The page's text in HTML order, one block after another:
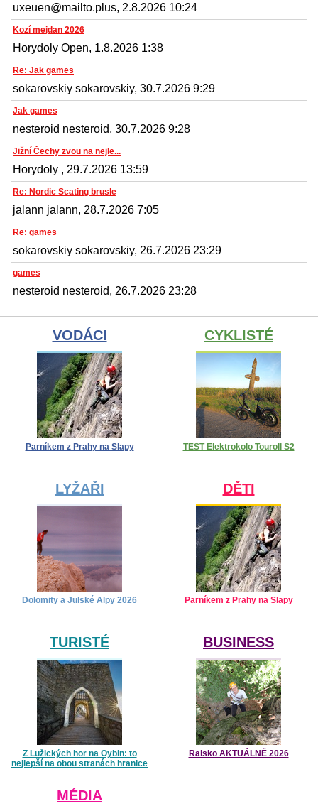
uxeuen@mailto.plus, 2.8.2026 10:24
Kozí mejdan 2026
Horydoly Open, 1.8.2026 1:38
Re: Jak games
sokarovskiy sokarovskiy, 30.7.2026 9:29
Jak games
nesteroid nesteroid, 30.7.2026 9:28
Jižní Čechy zvou na nejle...
Horydoly , 29.7.2026 13:59
Re: Nordic Scating brusle
jalann jalann, 28.7.2026 7:05
Re: games
sokarovskiy sokarovskiy, 26.7.2026 23:29
games
nesteroid nesteroid, 26.7.2026 23:28
VODÁCI
Parníkem z Prahy na Slapy
CYKLISTÉ
TEST Elektrokolo Touroll S2
LYŽAŘI
Dolomity a Julské Alpy 2026
DĚTI
Parníkem z Prahy na Slapy
TURISTÉ
Z Lužických hor na Oybin: to
nejlepší na obou stranách hranice
BUSINESS
Ralsko AKTUÁLNĚ 2026
MÉDIA